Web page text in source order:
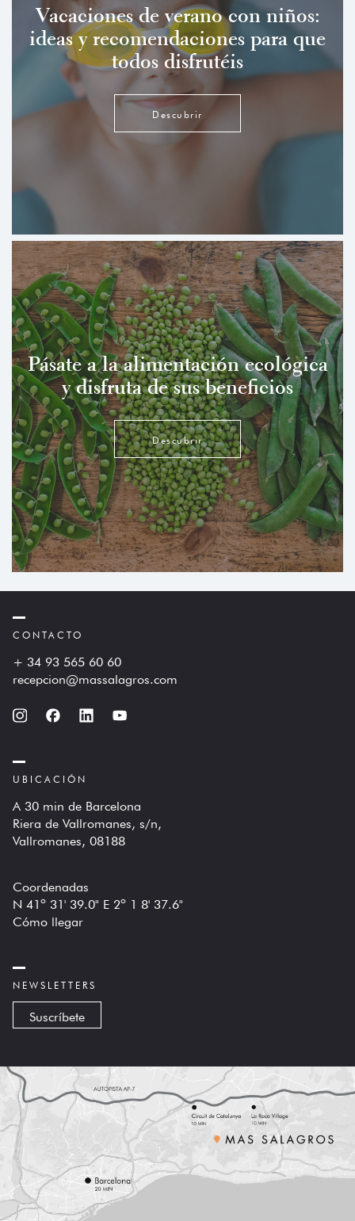
Vacaciones de verano con niños:
ideas y recomendaciones para que
todos disfrutéis
Descubrir
Pásate a la alimentación ecológica
y disfruta de sus beneficios
Descubrir
CONTACTO
+ 34 93 565 60 60
recepcion@massalagros.com
UBICACIÓN
A 30 min de Barcelona
Riera de Vallromanes, s/n,
Vallromanes, 08188
Coordenadas
N 41º 31' 39.0" E 2º 1 8' 37.6"
Cómo llegar
NEWSLETTERS
Suscríbete